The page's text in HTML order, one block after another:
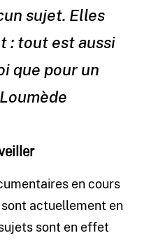
sujet. Elles
: tout est aussi
que pour un
en cours
actuellement en
sont en effet